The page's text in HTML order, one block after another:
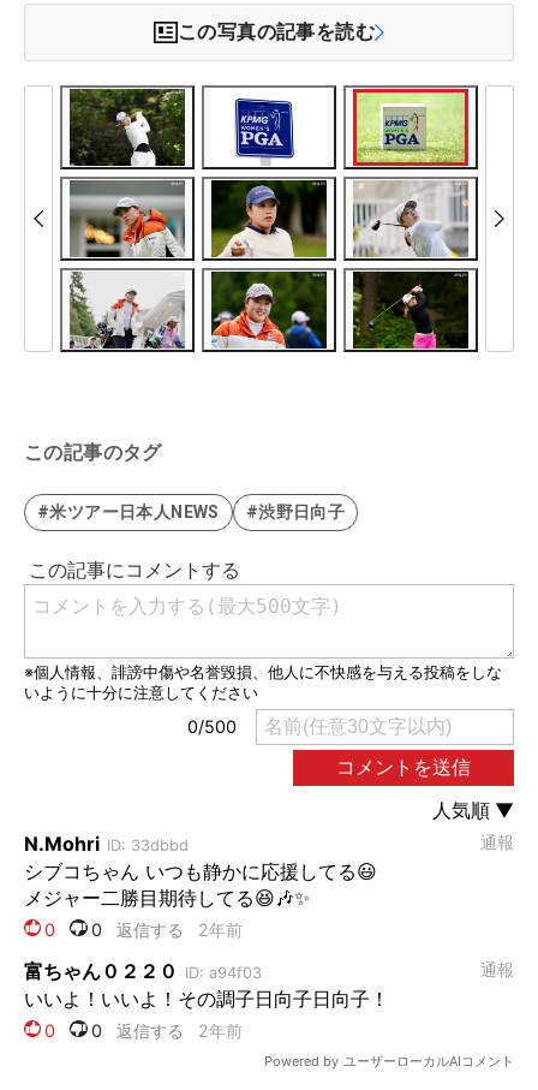
この写真の記事を読む
この記事のタグ
#米ツアー日本人NEWS #渋野日向子